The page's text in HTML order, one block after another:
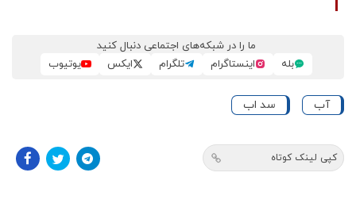
ما را در شبکه‌های اجتماعی دنبال کنید
بله
اینستاگرام تلگرام ایکس یوتیوب
آب سد اب
کپی لینک کوتاه